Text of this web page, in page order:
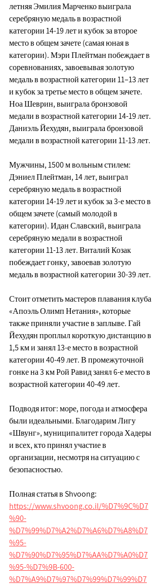
летняя Эмилия Марченко выиграла
серебряную медаль в возрастной
категории 14-19 лет и кубок за второе
место в общем зачете (самая юная в
категории). Мэри Плейтман побеждает в
соревнованиях, завоевывая золотую
медаль в возрастной категории 11–13 лет
и кубок за третье место в общем зачете.
Ноа Шеврин, выиграла бронзовой
медали в возрастной категории 14-19 лет.
Даниэль Йехудян, выиграла бронзовой
медали в возрастной категории 11-13 лет.
Мужчины, 1500 м вольным стилем:
Дэниел Плейтман, 14 лет, выиграл
серебряную медаль в возрастной
категории 14-19 лет и кубок за 3-е место в
общем зачете (самый молодой в
категории). Идан Славский, выиграла
серебряную медали в возрастной
категории 11-13 лет. Виталий Козак
побеждает гонку, завоевав золотую
медаль в возрастной категории 30-39 лет.
Стоит отметить мастеров плавания клуба
«Апоэль Олимп Нетания», которые
также приняли участие в заплыве. Гай
Йехудян проплыл короткую дистанцию в
1,5 км и занял 13-е место в возрастной
категории 40-49 лет. В промежуточной
гонке на 3 км Рой Равид занял 6-е место в
возрастной категории 40-49 лет.
Подводя итог: море, погода и атмосфера
были идеальными. Благодарим Лигу
«Швунг», муниципалитет города Хадеры
и всех, кто принял участие в
организации, несмотря на ситуацию с
безопасностью.
Полная статья в Shvoong:
https://www.shvoong.co.il/%D7%9C%D7
%90-
%D7%99%D7%A2%D7%A6%D7%A8%D7
%95-
%D7%90%D7%95%D7%AA%D7%A0%D7
%95-%D7%9B-600-
%D7%A9%D7%97%D7%99%D7%99%D7